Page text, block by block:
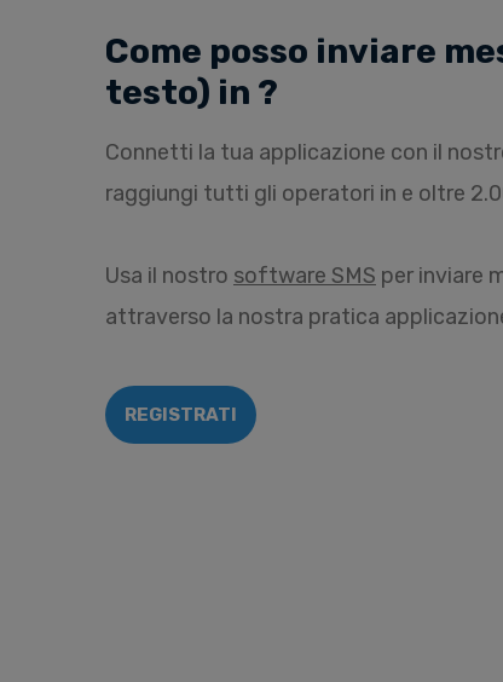
Come posso inviare
testo) in ?
Connetti la tua applicazione con il
raggiungi tutti gli operatori in e oltre
Usa il nostro software SMS per inviare
attraverso la nostra pratica
REGISTRATI